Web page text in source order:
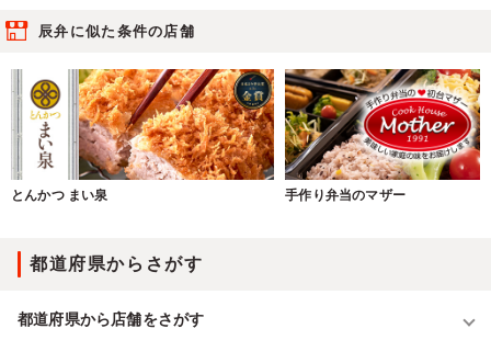
辰弁に似た条件の店舗
とんかつ まい泉 手作り弁当のマザー
都道府県からさがす
都道府県から店舗をさがす